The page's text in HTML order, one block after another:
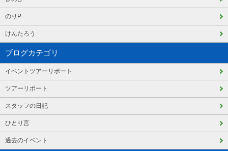
のりP
けんたろう
ブログカテゴリ
イベントツアーリポート
ツアーリポート
スタッフの日記
ひとり言
過去のイベント